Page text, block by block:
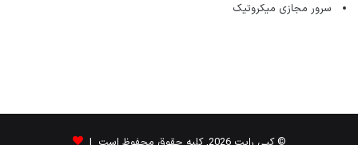
سرور مجازی میکروتیک